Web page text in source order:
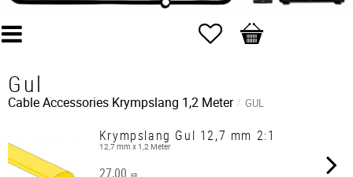
Favorites
Basket
Gul
Cable Accessories Krympslang 1,2 Meter GUL
Krympslang Gul 12,7 mm 2:1
12,7 mm x 1,2 Meter
27,00 KR